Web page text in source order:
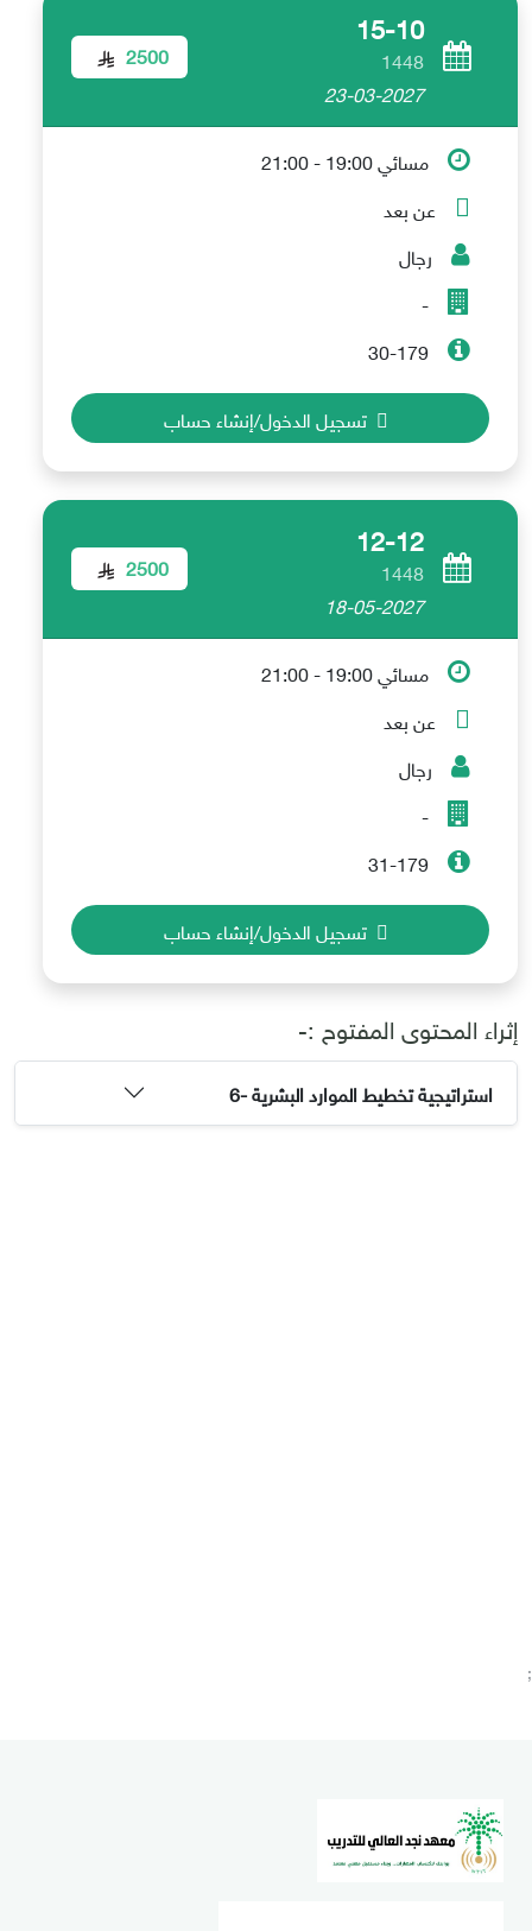
15-10
1448
23-03-2027
2500
مسائي 19:00 - 21:00
عن بعد
رجال
-
30-179
تسجيل الدخول/إنشاء حساب
12-12
1448
18-05-2027
2500
مسائي 19:00 - 21:00
عن بعد
رجال
-
31-179
تسجيل الدخول/إنشاء حساب
إثراء المحتوى المفتوح :-
استراتيجية تخطيط الموارد البشرية -6
;